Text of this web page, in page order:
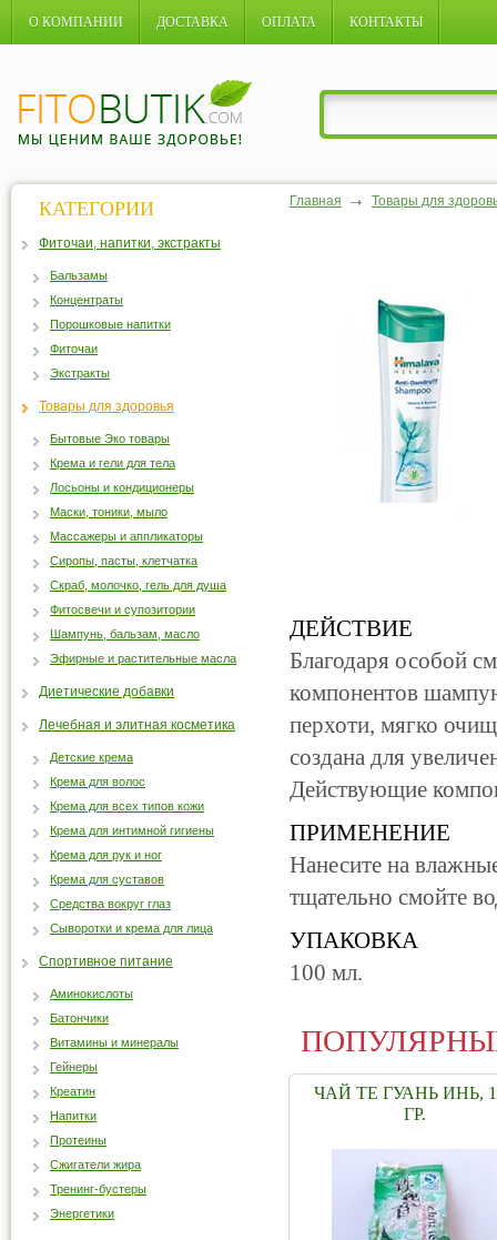
О КОМПАНИИ ДОСТАВКА ОПЛАТА КОНТАКТЫ
Главная Товары для
ДЕЙСТВИЕ
Благодаря особой
компонентов
перхоти, мягко
создана для
Действующие
ПРИМЕНЕНИЕ
Нанесите на
тщательно смойте
УПАКОВКА
100 мл.
ЧАЙ ТЕ ГУАНЬ ИНЬ,
ГР.
КАТЕГОРИИ
Фиточаи, напитки, экстракты
Бальзамы
Концентраты
Порошковые напитки
Фиточаи
Экстракты
Товары для здоровья
Бытовые Эко товары
Крема и гели для тела
Лосьоны и кондиционеры
Маски, тоники, мыло
Массажеры и аппликаторы
Сиропы, пасты, клетчатка
Скраб, молочко, гель для душа
Фитосвечи и супозитории
Шампунь, бальзам, масло
Эфирные и растительные масла
Диетические добавки
Лечебная и элитная косметика
Детские крема
Крема для волос
Крема для всех типов кожи
Крема для интимной гигиены
Крема для рук и ног
Крема для суставов
Средства вокруг глаз
Сыворотки и крема для лица
Спортивное питание
Аминокислоты
Батончики
Витамины и минералы
Гейнеры
Креатин
Напитки
Протеины
Сжигатели жира
Тренинг-бустеры
Энергетики